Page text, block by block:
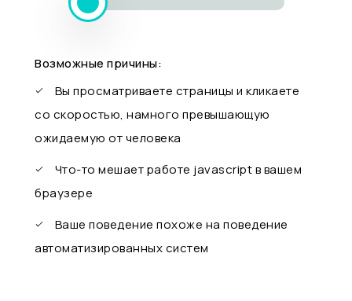
Возможные причины:
Вы просматриваете страницы и кликаете
со скоростью, намного превышающую
ожидаемую от человека
Что-то мешает работе javascript в вашем
браузере
Ваше поведение похоже на поведение
автоматизированных систем